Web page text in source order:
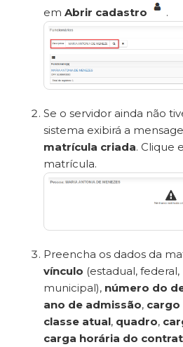
emAbrir cadastro .
Se o servidor ainda não
sistema exibirá a
matrícula criada. Clique
matrícula.
Preencha os dados da
vínculo (estadual,
municipal), número do
ano de admissão, cargo
classe atual, quadro,
carga horária do